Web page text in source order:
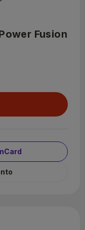
Fusion